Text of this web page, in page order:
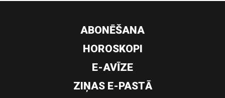
ABONĒŠANA
HOROSKOPI
E-AVĪZE
ZIŅAS E-PASTĀ